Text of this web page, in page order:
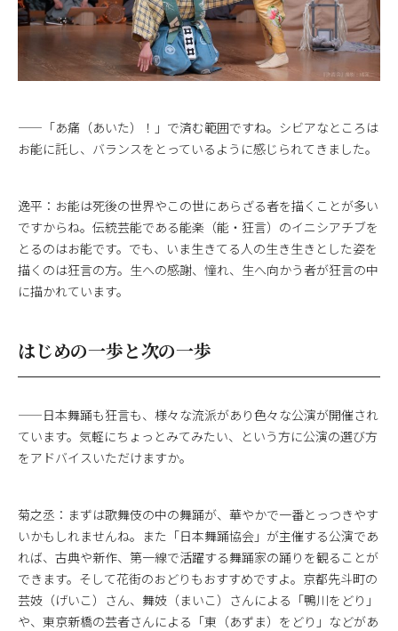
——「あ痛（あいた）！」で済む範囲ですね。シビアなところは
お能に託し、バランスをとっているように感じられてきました。
逸平：お能は死後の世界やこの世にあらざる者を描くことが多い
ですからね。伝統芸能である能楽（能・狂言）のイニシアチブを
とるのはお能です。でも、いま生きてる人の生き生きとした姿を
描くのは狂言の方。生への感謝、憧れ、生へ向かう者が狂言の中
に描かれています。
はじめの一歩と次の一歩
——日本舞踊も狂言も、様々な流派があり色々な公演が開催され
ています。気軽にちょっとみてみたい、という方に公演の選び方
をアドバイスいただけますか。
菊之丞：まずは歌舞伎の中の舞踊が、華やかで一番とっつきやす
いかもしれませんね。また「日本舞踊協会」が主催する公演であ
れば、古典や新作、第一線で活躍する舞踊家の踊りを観ることが
できます。そして花街のおどりもおすすめですよ。京都先斗町の
芸妓（げいこ）さん、舞妓（まいこ）さんによる「鴨川をどり」
や、東京新橋の芸者さんによる「東（あずま）をどり」などがあ